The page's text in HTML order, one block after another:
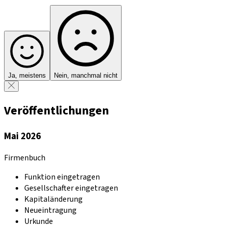
Ja, meistens Nein, manchmal nicht
Veröffentlichungen
Mai 2026
Firmenbuch
Funktion eingetragen
Gesellschafter eingetragen
Kapitaländerung
Neueintragung
Urkunde